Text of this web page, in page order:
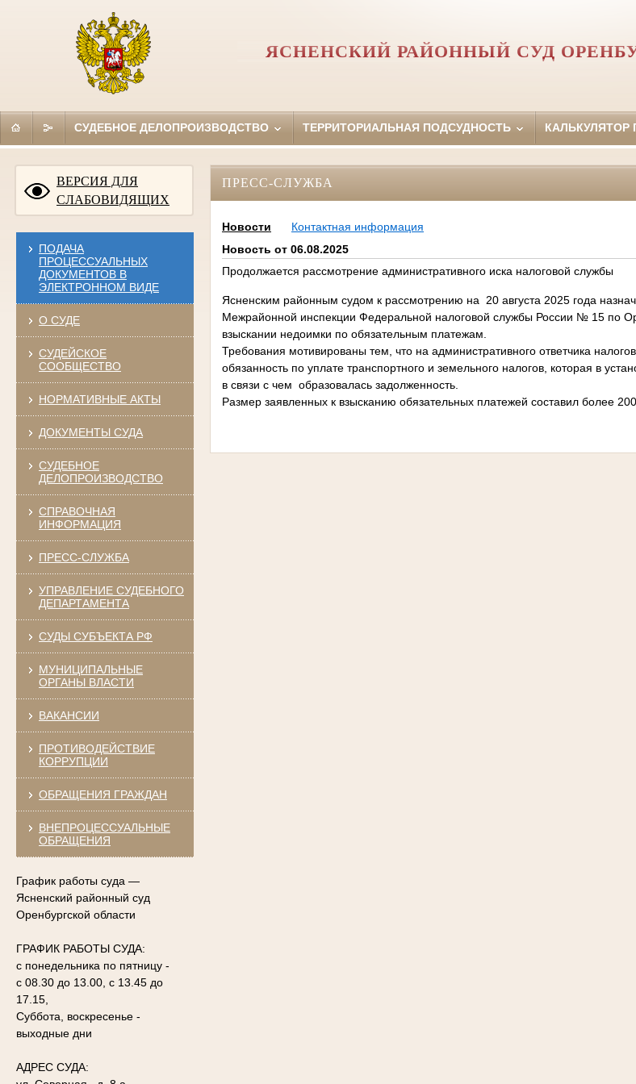
ЯСНЕНСКИЙ РАЙОННЫЙ СУД
СУДЕБНОЕ ДЕЛОПРОИЗВОДСТВО ТЕРРИТОРИАЛЬНАЯ ПОДСУДНОСТЬ
ВЕРСИЯ ДЛЯ
СЛАБОВИДЯЩИХ
ПОДАЧА
ПРОЦЕССУАЛЬНЫХ
ДОКУМЕНТОВ В
ЭЛЕКТРОННОМ ВИДЕ
О СУДЕ
СУДЕЙСКОЕ
СООБЩЕСТВО
НОРМАТИВНЫЕ АКТЫ
ДОКУМЕНТЫ СУДА
СУДЕБНОЕ
ДЕЛОПРОИЗВОДСТВО
СПРАВОЧНАЯ
ИНФОРМАЦИЯ
ПРЕСС-СЛУЖБА
УПРАВЛЕНИЕ СУДЕБНОГО
ДЕПАРТАМЕНТА
СУДЫ СУБЪЕКТА РФ
МУНИЦИПАЛЬНЫЕ
ОРГАНЫ ВЛАСТИ
ВАКАНСИИ
ПРОТИВОДЕЙСТВИЕ
КОРРУПЦИИ
ОБРАЩЕНИЯ ГРАЖДАН
ВНЕПРОЦЕССУАЛЬНЫЕ
ОБРАЩЕНИЯ
График работы суда —
Ясненский районный суд
Оренбургской области
ГРАФИК РАБОТЫ СУДА:
с понедельника по пятницу -
с 08.30 до 13.00, с 13.45 до
17.15,
Суббота, воскресенье -
выходные дни
АДРЕС СУДА:
ПРЕСС-СЛУЖБА
Новости
Контактная информация
Новость от 06.08.2025
Продолжается рассмотрение административного иска налоговой службы
Ясненским районным судом к рассмотрению на 20 августа 2025 года
Межрайонной инспекции Федеральной налоговой службы России № 15 по
взыскании недоимки по обязательным платежам.
Требования мотивированы тем, что на административного ответчика
обязанность по уплате транспортного и земельного налогов, которая в
в связи с чем образовалась задолженность.
Размер заявленных к взысканию обязательных платежей составил более